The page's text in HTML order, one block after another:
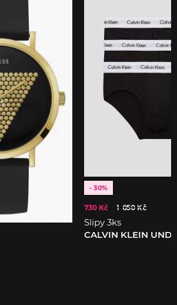
- 30%
730 Kč 1 050 Kč
Slipy 3ks
CALVIN KLEIN